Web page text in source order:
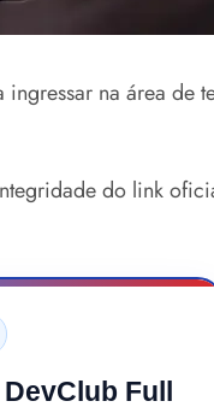
na área
do link
Full